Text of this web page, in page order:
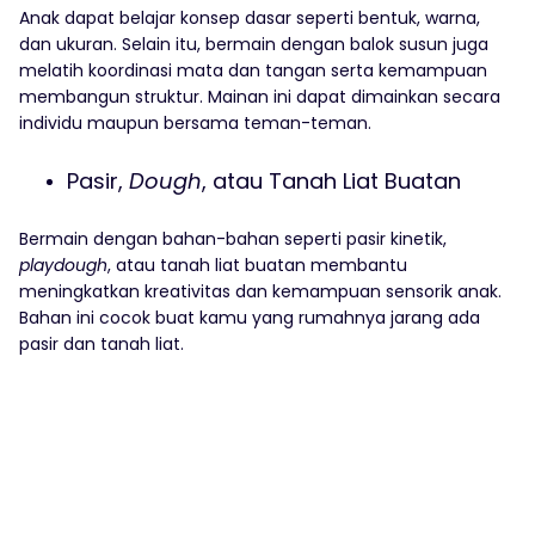
Anak dapat belajar konsep dasar seperti bentuk, warna,
dan ukuran. Selain itu, bermain dengan balok susun juga
melatih koordinasi mata dan tangan serta kemampuan
membangun struktur. Mainan ini dapat dimainkan secara
individu maupun bersama teman-teman.
Pasir, Dough, atau Tanah Liat Buatan
Bermain dengan bahan-bahan seperti pasir kinetik,
playdough, atau tanah liat buatan membantu
meningkatkan kreativitas dan kemampuan sensorik anak.
Bahan ini cocok buat kamu yang rumahnya jarang ada
pasir dan tanah liat.